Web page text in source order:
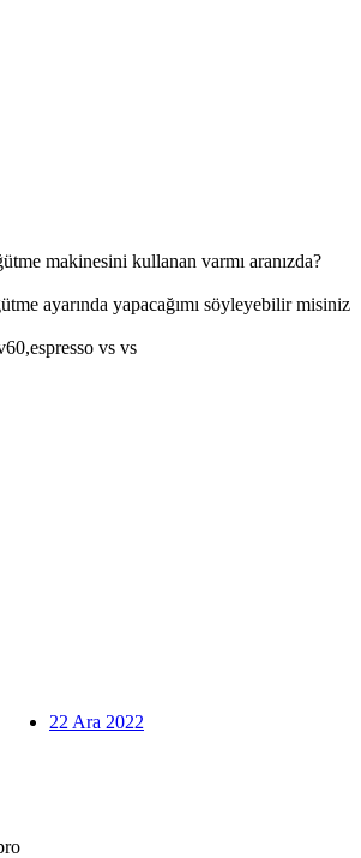
makinesini kullanan varmı aranızda?
ayarında yapacağımı söyleyebilir misiniz
vs vs
22 Ara 2022